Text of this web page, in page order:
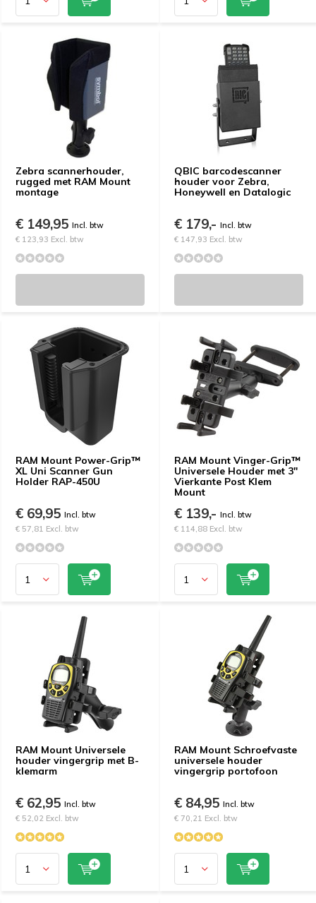
Zebra scannerhouder,
rugged met RAM Mount
montage
€ 149,95 Incl. btw
€ 123,93 Excl. btw
QBIC barcodescanner
houder voor Zebra,
Honeywell en Datalogic
€ 179,- Incl. btw
€ 147,93 Excl. btw
RAM Mount Power-Grip™
XL Uni Scanner Gun
Holder RAP-450U
€ 69,95 Incl. btw
€ 57,81 Excl. btw
RAM Mount Vinger-Grip™
Universele Houder met 3"
Vierkante Post Klem
Mount
€ 139,- Incl. btw
€ 114,88 Excl. btw
RAM Mount Universele
houder vingergrip met B-
klemarm
€ 62,95 Incl. btw
€ 52,02 Excl. btw
RAM Mount Schroefvaste
universele houder
vingergrip portofoon
€ 84,95 Incl. btw
€ 70,21 Excl. btw